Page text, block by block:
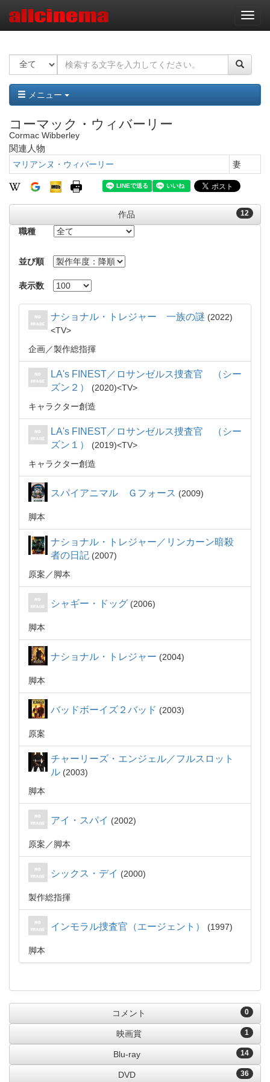
ナ
ビ
ー
ョ
ン
メニュー
コーマック・ウィバーリー
Cormac Wibberley
関連人物
マリアンヌ・ウィバーリー 妻
12
作品
職種
並び順
表示数
ナショナル・トレジャー 一族の謎
2022
TV
企画
製作総指揮
LA's FINEST／ロサンゼルス捜査官 （シー
ズン２）
2020
TV
キャラクター創造
LA's FINEST／ロサンゼルス捜査官 （シー
ズン１）
2019
TV
キャラクター創造
スパイアニマル Ｇフォース 2009
脚本
ナショナル・トレジャー／リンカーン暗殺
者の日記
2007
原案
脚本
シャギー・ドッグ 2006
脚本
ナショナル・トレジャー 2004
脚本
バッドボーイズ２バッド 2003
原案
チャーリーズ・エンジェル／フルスロット
ル
2003
脚本
アイ・スパイ 2002
原案 脚本
シックス・デイ 2000
製作総指揮
インモラル捜査官（エージェント） 1997
脚本
0
コメント
1
映画賞
14
Blu-ray
36
DVD